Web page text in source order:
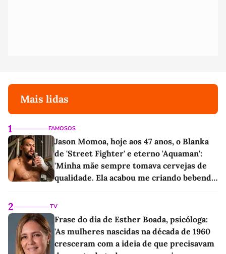
Mais lidas
1 FAMOSOS
Jason Momoa, hoje aos 47 anos, o Blanka
de 'Street Fighter' e eterno 'Aquaman':
'Minha mãe sempre tomava cervejas de
qualidade. Ela acabou me criando bebendo
2 TV
Frase do dia de Esther Boada, psicóloga:
'As mulheres nascidas na década de 1960
cresceram com a ideia de que precisavam